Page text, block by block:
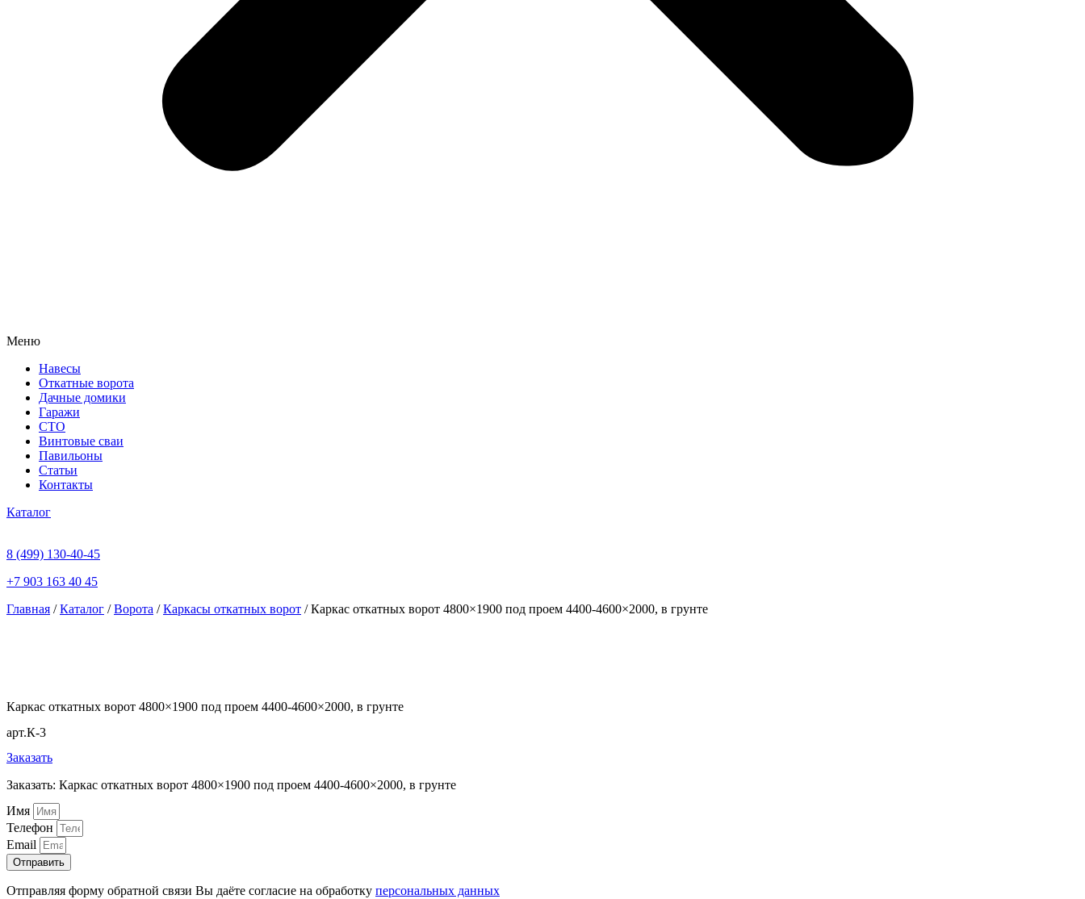
Меню
Навесы
Откатные ворота
Дачные домики
Гаражи
СТО
Винтовые сваи
Павильоны
Статьи
Контакты
Каталог
8 (499) 130-40-45
+7 903 163 40 45
Главная /Каталог /Ворота /Каркасы откатных ворот / Каркас откатных ворот 4800×1900 под проем 4400-4600×2000, в грунте
Каркас откатных ворот 4800×1900 под проем 4400-4600×2000, в грунте
арт.К-3
Заказать
Заказать: Каркас откатных ворот 4800×1900 под проем 4400-4600×2000, в грунте
Имя
Телефон
Email
Отправить
Отправляя форму обратной связи Вы даёте согласие на обработку персональных данных